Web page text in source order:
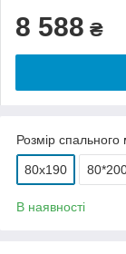
8 588 ₴
Розмір спального
80х190
В наявності